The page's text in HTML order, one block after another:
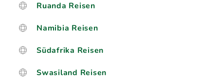
Ruanda Reisen
Namibia Reisen
Südafrika Reisen
Swasiland Reisen